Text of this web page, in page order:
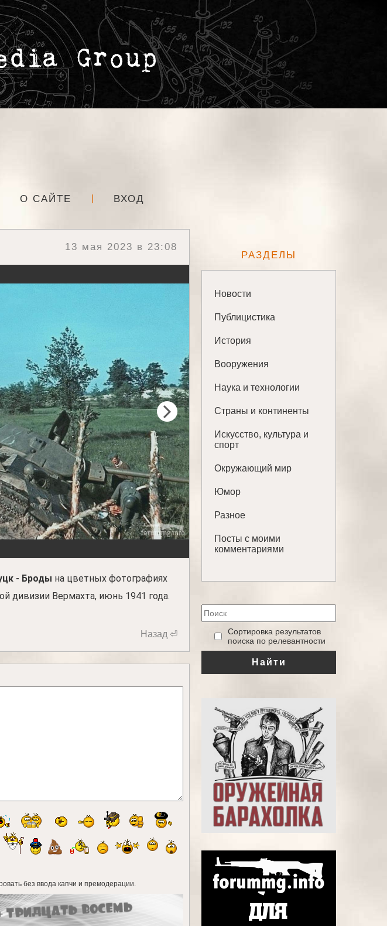
О САЙТЕ ВХОД
13 мая 2023 в 23:08
- Броды на цветных фотографиях
дивизии Вермахта, июнь 1941 года.
Назад ⏎
без ввода капчи и премодерации.
РАЗДЕЛЫ
Новости
Публицистика
История
Вооружения
Наука и технологии
Страны и континенты
Искусство, культура и
спорт
Окружающий мир
Юмор
Разное
Посты с моими
комментариями
‎Сортировка результатов
поиска по релевантности
Найти